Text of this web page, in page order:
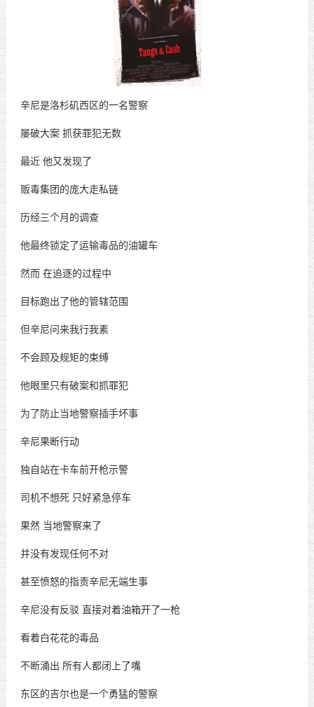
辛尼是洛杉矶西区的一名警察
屡破大案 抓获罪犯无数
最近 他又发现了
贩毒集团的庞大走私链
历经三个月的调查
他最终锁定了运输毒品的油罐车
然而 在追逐的过程中
目标跑出了他的管辖范围
但辛尼问来我行我素
不会顾及规矩的束缚
他眼里只有破案和抓罪犯
为了防止当地警察插手坏事
辛尼果断行动
独自站在卡车前开枪示警
司机不想死 只好紧急停车
果然 当地警察来了
并没有发现任何不对
甚至愤怒的指责辛尼无端生事
辛尼没有反驳 直接对着油箱开了一枪
看着白花花的毒品
不断涌出 所有人都闭上了嘴
东区的吉尔也是一个勇猛的警察